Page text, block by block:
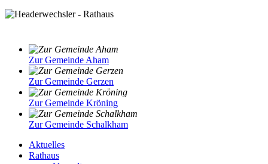
Zur Gemeinde Aham
Zur Gemeinde Gerzen
Zur Gemeinde Kröning
Zur Gemeinde Schalkham
Aktuelles
Rathaus